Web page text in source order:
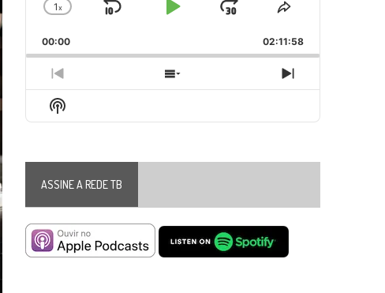
Change
Rate
1x
Skip
Play
Jump
Forward
Share
Episode
00:00 02:11:58
Previous
Episode
Show
Next
Show
Podcast
ASSINE A REDE TB